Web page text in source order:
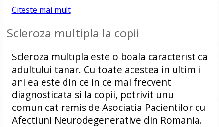
Citeste mai mult
Scleroza multipla la copii
Scleroza multipla este o boala caracteristica
adultului tanar. Cu toate acestea in ultimii
ani ea este din ce in ce mai frecvent
diagnosticata si la copii, potrivit unui
comunicat remis de Asociatia Pacientilor cu
Afectiuni Neurodegenerative din Romania.